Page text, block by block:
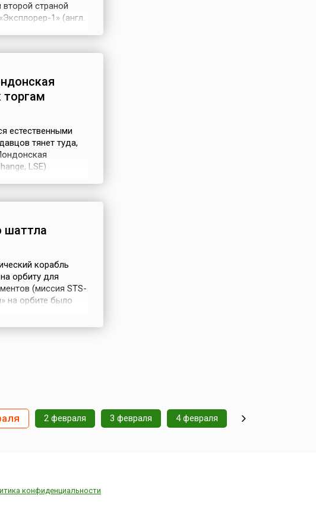
страной
1» (англ.
приборы
торгам
естественными
тянет туда,
LSE)
акции на ней
шаттла
корабль
орбиту для
(миссия STS-
на орбите было
2 февраля 3 февраля 4 февраля
конфиденциальности